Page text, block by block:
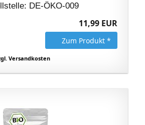
DE-ÖKO-009
11,99 EUR
Zum Produkt *
Versandkosten